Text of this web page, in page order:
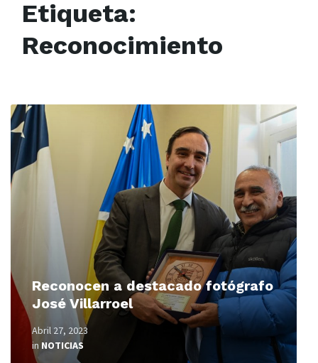
Etiqueta:
Reconocimiento
Reconocen a destacado fotógrafo
José Villarroel
Abril 27, 2023
in NOTICIAS
Read
More